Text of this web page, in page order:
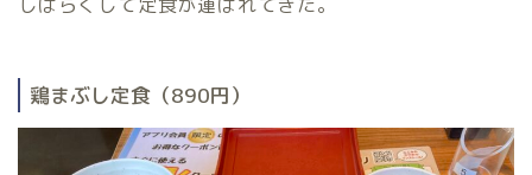
鶏まぶし定食（890円）